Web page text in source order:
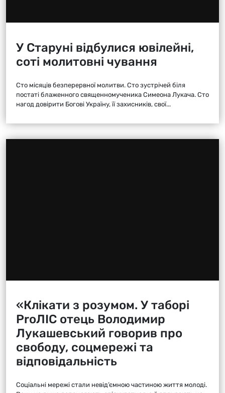
У Старуні відбулися ювілейні,
соті молитовні чування
Сто місяців безперервної молитви. Сто зустрічей біля
постаті блаженного священномученика Симеона Лукача. Сто
нагод довірити Богові Україну, її захисників, свої...
«Клікати з розумом. У таборі
ProЛІС отець Володимир
Лукашевський говорив про
свободу, соцмережі та
відповідальність
Соціальні мережі стали невід’ємною частиною життя молоді.